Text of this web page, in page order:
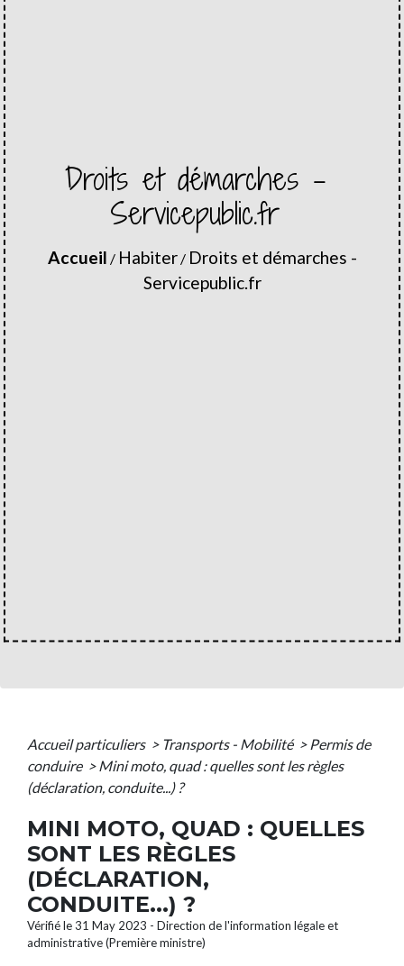
Droits et démarches -
Servicepublic.fr
Accueil / Habiter/ Droits et démarches -
Servicepublic.fr
Accueil particuliers > Transports - Mobilité > Permis de
conduire > Mini moto, quad : quelles sont les règles
(déclaration, conduite...) ?
MINI MOTO, QUAD : QUELLES
SONT LES RÈGLES
(DÉCLARATION,
CONDUITE...) ?
Vérifié le 31 May 2023 - Direction de l'information légale et
administrative (Première ministre)